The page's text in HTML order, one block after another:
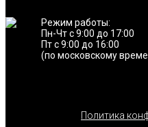
Режим работы:
Пн-Чт с 9:00 до 17:00
Пт с 9:00 до 16:00
(по московскому
Политика